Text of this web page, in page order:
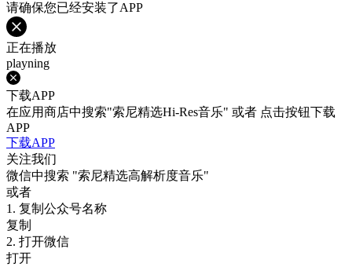
请确保您已经安装了APP
正在播放
playning
下载APP
在应用商店中搜索"索尼精选Hi-Res音乐" 或者 点击按钮下载
APP
下载APP
关注我们
微信中搜索 "索尼精选高解析度音乐"
或者
1. 复制公众号名称
复制
2. 打开微信
打开